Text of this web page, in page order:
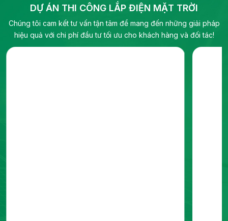
DỰ ÁN THI CÔNG LẮP ĐIỆN MẶT TRỜI
Chúng tôi cam kết tư vấn tận tâm để mang đến những giải pháp
hiệu quả với chi phí đầu tư tối ưu cho khách hàng và đối tác!